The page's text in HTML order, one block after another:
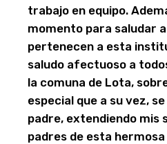
trabajo en equipo.
momento para saludar
pertenecen a esta
saludo afectuoso a
la comuna de Lota,
especial que a su vez,
padre, extendiendo mis
padres de esta